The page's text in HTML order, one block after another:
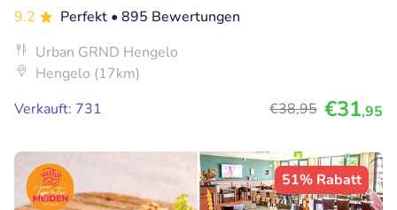
9.2
Perfekt • 895 Bewertungen
Urban GRND Hengelo
Hengelo (17km)
Verkauft: 731
€38,95 €31,95
51% Rabatt